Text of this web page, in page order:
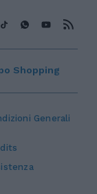
Generali
Shopping